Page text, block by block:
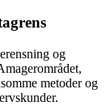
og
metoder og